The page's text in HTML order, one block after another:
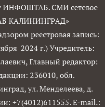
ИНФОШТАБ. СМИ сетевое
КАЛИНИНГРАД»
реестровая запись:
2024 г.) Учредитель:
Главный редактор:
236010, обл.
ул. Менделеева, д.
+7(4012)611555. E-mail.: